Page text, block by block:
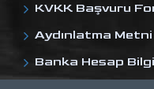
KVKK Başvuru
Aydınlatma Metni
Banka Hesap